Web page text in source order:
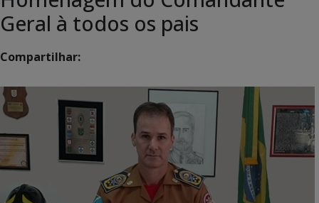
Geral à todos os pais
Compartilhar: